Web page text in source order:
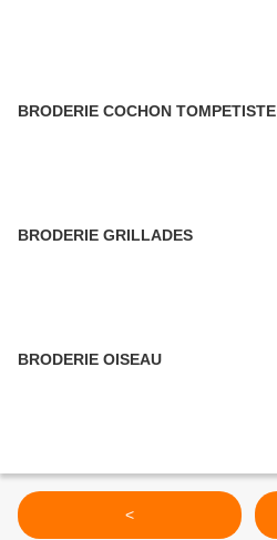
BRODERIE COCHON TOMPETISTE
BRODERIE GRILLADES
BRODERIE OISEAU
<